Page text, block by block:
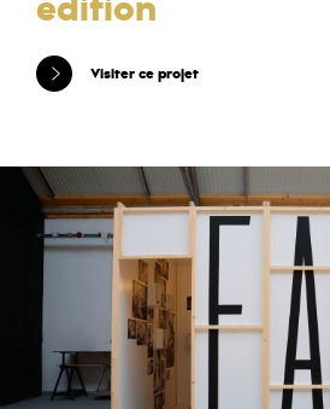
édition
Visiter ce projet